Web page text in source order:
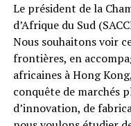
Le président de la
d’Afrique du Sud
Nous souhaitons voir
frontières, en
africaines à Hong
conquête de marchés
d’innovation, de